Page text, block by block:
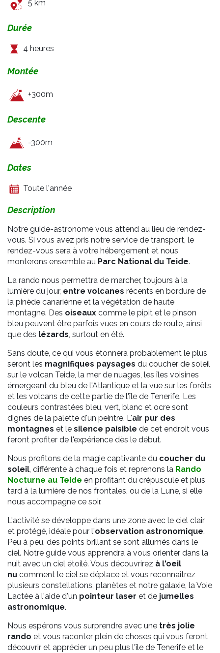
5 km
Durée
4 heures
Montée
+300m
Descente
-300m
Dates
Toute l'année
Description
Notre guide-astronome vous attend au lieu de rendez-
vous. Si vous avez pris notre service de transport, le
rendez-vous sera à votre hébergement et nous
monterons ensemble au Parc National du Teide.
La rando nous permettra de marcher, toujours à la
lumière du jour, entre volcanes récents en bordure de
la pinède canariènne et la végétation de haute
montagne. Des oiseaux comme le pipit et le pinson
bleu peuvent être parfois vues en cours de route, ainsi
que des lézards, surtout en été.
Sans doute, ce qui vous étonnera probablement le plus
seront les magnifiques paysages du coucher de soleil
sur le volcan Teide, la mer de nuages, les îles voisines
émergeant du bleu de l'Atlantique et la vue sur les forêts
et les volcans de cette partie de l'île de Tenerife. Les
couleurs contrastées bleu, vert, blanc et ocre sont
dignes de la palette d'un peintre. L'air pur des
montagnes et le silence paisible de cet endroit vous
feront profiter de l'expérience dès le début.
Nous profitons de la magie captivante du coucher du
soleil, différente à chaque fois et reprenons la Rando
Nocturne au Teide en profitant du crépuscule et plus
tard à la lumière de nos frontales, ou de la Lune, si elle
nous accompagne ce soir.
L'activité se développe dans une zone avec le ciel clair
et protégé, idéale pour l'observation astronomique.
Peu à peu, des points brillant se sont allumés dans le
ciel. Notre guide vous apprendra à vous orienter dans la
nuit avec un ciel étoilé. Vous découvrirez à l'oeil
nu comment le ciel se déplace et vous reconnaîtrez
plusieurs constellations, planètes et notre galaxie, la Voie
Lactée à l'aide d'un pointeur laser et de jumelles
astronomique.
Nous espérons vous surprendre avec une très jolie
rando et vous raconter plein de choses qui vous feront
découvrir et apprécier un peu plus l'île de Tenerife et le